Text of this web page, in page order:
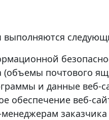
выполняются
(объемы почтового
и данные веб-
обеспечение веб-